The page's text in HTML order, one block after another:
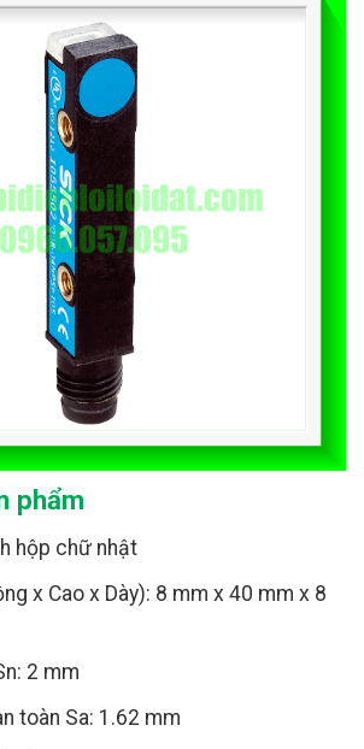
phẩm
hộp chữ nhật
x Cao x Dày): 8 mm x 40 mm x 8
2 mm
toàn Sa: 1.62 mm